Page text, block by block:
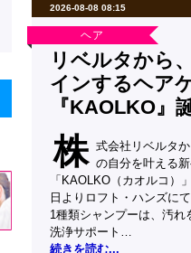
2026-08-08 08:15
ヘア
リベルタから
インするヘア
『KAOLKO』
株 式会社リベルタ
の自分を叶える
「KAOLKO（カオルコ）
日よりロフト・ハンズに
1種類シャンプーは、汚
洗浄サポート…
続きを読む...